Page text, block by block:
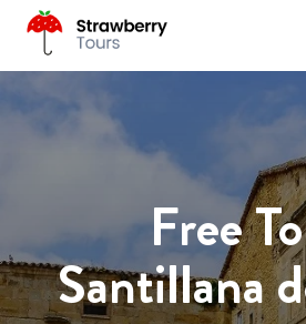
Free
Santillana